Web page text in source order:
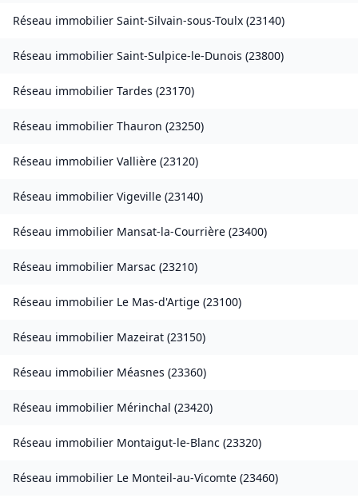
Réseau immobilier Saint-Silvain-sous-Toulx (23140)
Réseau immobilier Saint-Sulpice-le-Dunois (23800)
Réseau immobilier Tardes (23170)
Réseau immobilier Thauron (23250)
Réseau immobilier Vallière (23120)
Réseau immobilier Vigeville (23140)
Réseau immobilier Mansat-la-Courrière (23400)
Réseau immobilier Marsac (23210)
Réseau immobilier Le Mas-d'Artige (23100)
Réseau immobilier Mazeirat (23150)
Réseau immobilier Méasnes (23360)
Réseau immobilier Mérinchal (23420)
Réseau immobilier Montaigut-le-Blanc (23320)
Réseau immobilier Le Monteil-au-Vicomte (23460)